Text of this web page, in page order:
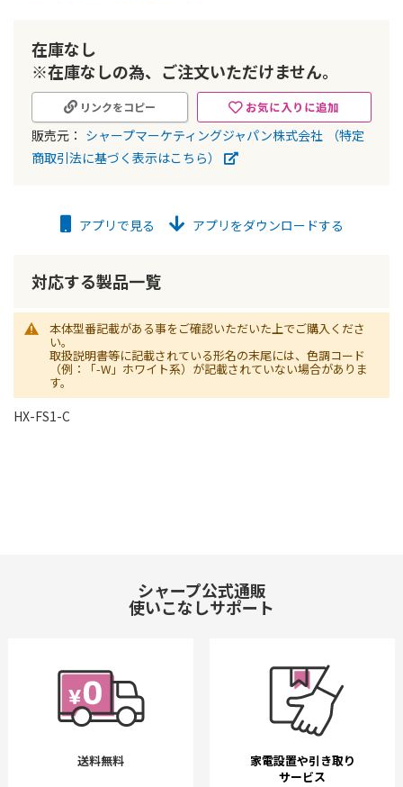
在庫なし
※在庫なしの為、ご注文いただけません。
お気に入りに追加
リンクをコピー
販売元： シャープマーケティングジャパン株式会社
（特定
商取引法に基づく表示はこちら）
す
アプリで見る アプリをダウンロードする
対応する製品一覧
本体型番記載がある事をご確認いただいた上でご購入くださ
い。
取扱説明書等に記載されている形名の末尾には、色調コード
（例：「-W」ホワイト系）が記載されていない場合がありま
す。
HX-FS1-C
シャープ公式通販
使いこなしサポート
送料無料
家電設置や引き取り
サービス